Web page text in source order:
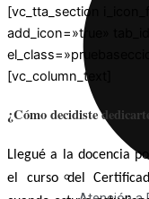
[vc_tta_section
add_icon=»true»
[vc_column_text]
¿Cómo decidiste
Llegué a la docencia
el curso del